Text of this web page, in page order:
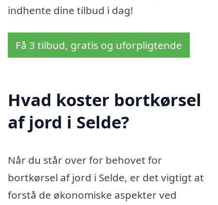
indhente dine tilbud i dag!
Få 3 tilbud, gratis og uforpligtende
Hvad koster bortkørsel
af jord i Selde?
Når du står over for behovet for
bortkørsel af jord i Selde, er det vigtigt at
forstå de økonomiske aspekter ved